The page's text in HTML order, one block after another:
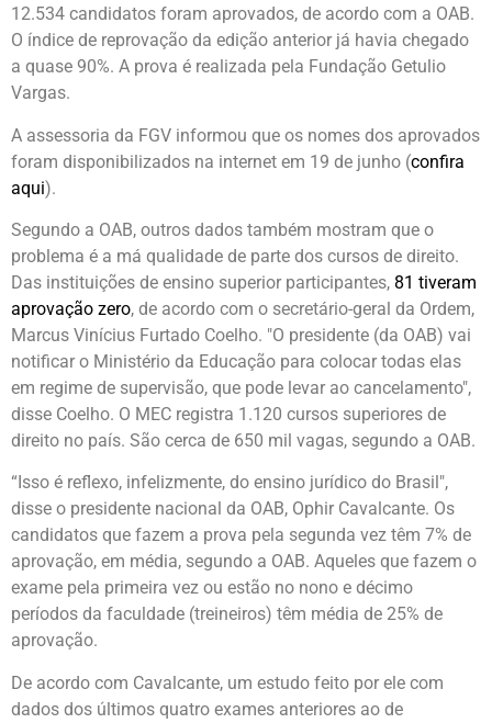
12.534 candidatos foram aprovados, de acordo com a OAB.
O índice de reprovação da edição anterior já havia chegado
a quase 90%. A prova é realizada pela Fundação Getulio
Vargas.
A assessoria da FGV informou que os nomes dos aprovados
foram disponibilizados na internet em 19 de junho (confira
aqui).
Segundo a OAB, outros dados também mostram que o
problema é a má qualidade de parte dos cursos de direito.
Das instituições de ensino superior participantes, 81 tiveram
aprovação zero, de acordo com o secretário-geral da Ordem,
Marcus Vinícius Furtado Coelho. "O presidente (da OAB) vai
notificar o Ministério da Educação para colocar todas elas
em regime de supervisão, que pode levar ao cancelamento",
disse Coelho. O MEC registra 1.120 cursos superiores de
direito no país. São cerca de 650 mil vagas, segundo a OAB.
“Isso é reflexo, infelizmente, do ensino jurídico do Brasil",
disse o presidente nacional da OAB, Ophir Cavalcante. Os
candidatos que fazem a prova pela segunda vez têm 7% de
aprovação, em média, segundo a OAB. Aqueles que fazem o
exame pela primeira vez ou estão no nono e décimo
períodos da faculdade (treineiros) têm média de 25% de
aprovação.
De acordo com Cavalcante, um estudo feito por ele com
dados dos últimos quatro exames anteriores ao de